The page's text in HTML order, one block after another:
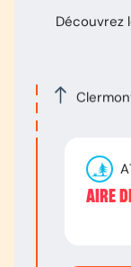
Découvrez
AIRE